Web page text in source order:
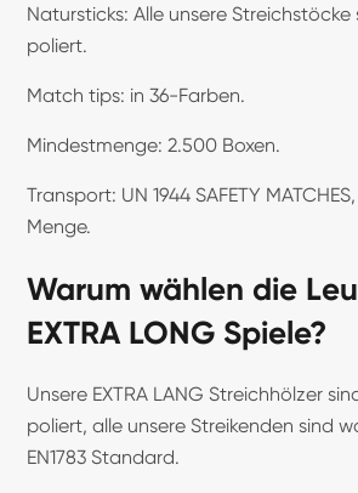
Natursticks: Alle unsere
poliert.
Match tips: in 36-Farben.
Mindestmenge: 2.500 Boxen.
Transport: UN 1944 SAFETY
Menge.
Warum wählen die
EXTRA LONG Spiele?
Unsere EXTRA LANG Streichhölzer
poliert, alle unsere Streikenden sind
EN1783 Standard.